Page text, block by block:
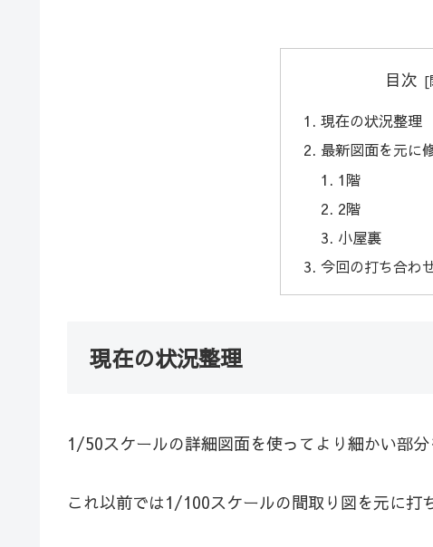
目次
現在の状況整理
最新図面を元に
1階
2階
小屋裏
今回の打ち合わ
現在の状況整理
1/50スケールの詳細図面を使ってより細かい部分
これ以前では1/100スケールの間取り図を元に打